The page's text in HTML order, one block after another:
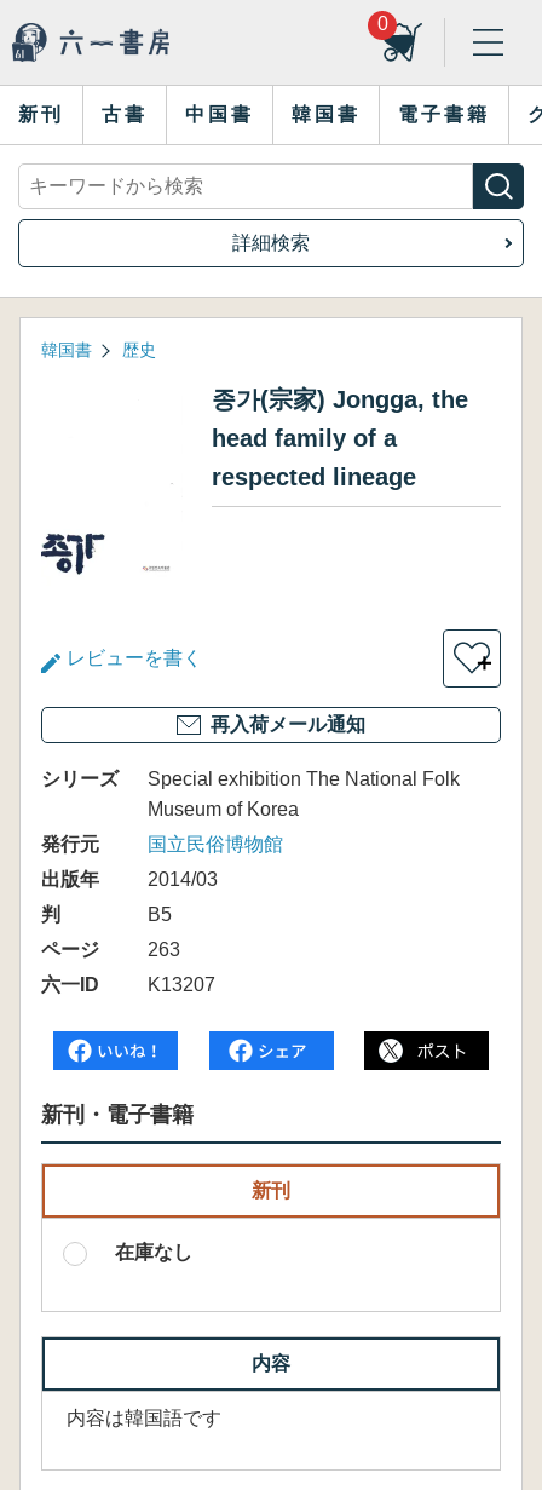
0
新刊 古書 中国書 韓国書 電子書籍
詳細検索
韓国書 歴史
종가(宗家) Jongga, the
head family of a
respected lineage
レビューを書く ＋
再入荷メール通知
シリーズ
Special exhibition The National Folk
Museum of Korea
発行元
国立民俗博物館
出版年
2014/03
判
B5
ページ
263
六一ID
K13207
新刊・電子書籍
新刊
在庫なし
内容
内容は韓国語です